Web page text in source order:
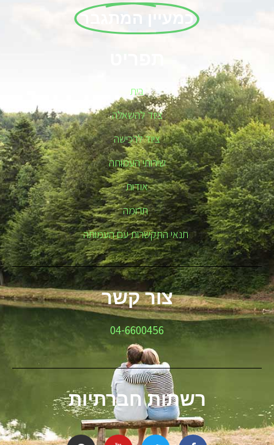
כמעיין המתגבר
בית
ציוד להשאלה
ציוד לרכישה
שירותי העמותה
אודות
תרומה
תנאי התקשרות עם העמותה
צור קשר
04-6600456
רשתות חברתיות